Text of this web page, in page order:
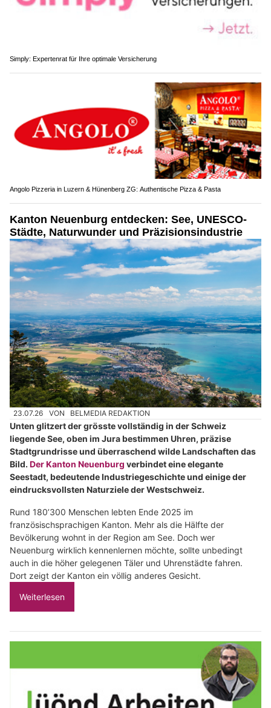
Simply: Expertenrat für Ihre optimale Versicherung
Angolo Pizzeria in Luzern & Hünenberg ZG: Authentische Pizza & Pasta
Kanton Neuenburg entdecken: See, UNESCO-
Städte, Naturwunder und Präzisionsindustrie
23.07.26 VON BELMEDIA REDAKTION
Unten glitzert der grösste vollständig in der Schweiz
liegende See, oben im Jura bestimmen Uhren, präzise
Stadtgrundrisse und überraschend wilde Landschaften das
Bild. Der Kanton Neuenburg verbindet eine elegante
Seestadt, bedeutende Industriegeschichte und einige der
eindrucksvollsten Naturziele der Westschweiz.
Rund 180’300 Menschen lebten Ende 2025 im
französischsprachigen Kanton. Mehr als die Hälfte der
Bevölkerung wohnt in der Region am See. Doch wer
Neuenburg wirklich kennenlernen möchte, sollte unbedingt
auch in die höher gelegenen Täler und Uhrenstädte fahren.
Dort zeigt der Kanton ein völlig anderes Gesicht.
Weiterlesen